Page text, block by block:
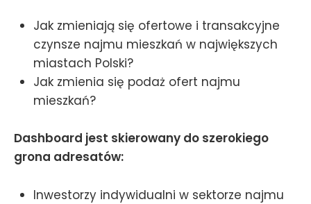
Jak zmieniają się ofertowe i transakcyjne
czynsze najmu mieszkań w największych
miastach Polski?
Jak zmienia się podaż ofert najmu
mieszkań?
Dashboard jest skierowany do szerokiego
grona adresatów:
Inwestorzy indywidualni w sektorze najmu